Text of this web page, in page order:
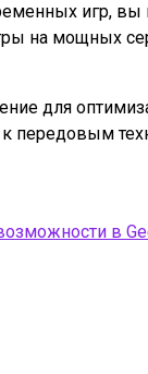
игр, вы
на мощных
для
в